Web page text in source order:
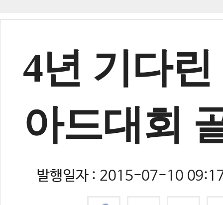
4년 기다
아드대회
발행일자 : 2015-07-10